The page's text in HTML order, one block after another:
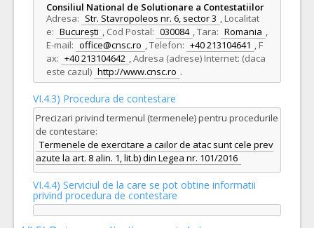
Consiliul National de Solutionare a Contestatiilor
Adresa: Str. Stavropoleos nr. 6, sector 3 , Localitat
e: București , Cod Postal: 030084 ,Tara: Romania ,
E-mail: office@cnsc.ro ,Telefon: +40 213104641 , F
ax: +40 213104642 ,Adresa (adrese) Internet: (daca
este cazul) http://www.cnsc.ro .
VI.4.3) Procedura de contestare
Precizari privind termenul (termenele) pentru procedurile
de contestare:
Termenele de exercitare a cailor de atac sunt cele prev
azute la art. 8 alin. 1, lit.b) din Legea nr. 101/2016
VI.4.4) Serviciul de la care se pot obtine informatii
privind procedura de contestare